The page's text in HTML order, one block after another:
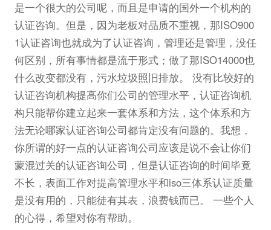
是一个很大的公司呢，而且是申请的国外一个机构的
认证咨询。但是，因为老板对品质不重视，那ISO900
1认证咨询也就成为了认证咨询，管理还是管理，没任
何区别，所有事情都是流于形式；做了那ISO14000也
什么改变都没有，污水垃圾照旧排放。 没有比较好的
认证咨询机构提高你们公司的管理水平，认证咨询机
构只能帮你建立起来一套体系和方法，这个体系和方
法无论哪家认证咨询公司都肯定没有问题的。我想，
你所谓的好一点的认证咨询公司应该是说不会让你们
蒙混过关的认证咨询公司，但是认证咨询的时间毕竟
不长，表面工作对提高管理水平和iso三体系认证质量
是没有用的，只能徒有其表，浪费钱而已。 一些个人
的心得，希望对你有帮助。